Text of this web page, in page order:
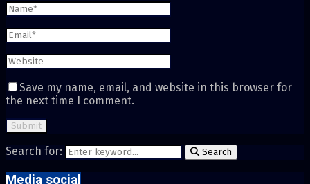
Save my name, email, and website in this browser for
the next time I comment.
Search for: Search
Media social